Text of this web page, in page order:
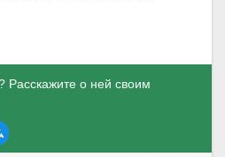
Расскажите о ней своим